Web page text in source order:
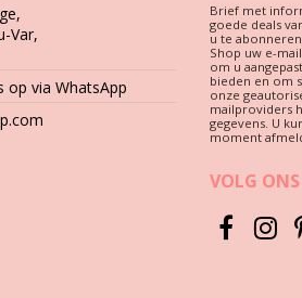
wassen.
Var,
via WhatsApp
Brief met
goede deals
u te
Shop uw e-
om u
bieden en om
onze
mailproviders
gegevens. U
moment
VOLG ONS